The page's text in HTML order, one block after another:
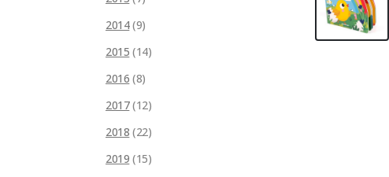
2014(9)
2015 (14)
2016 (8)
2017(12)
2018 (22)
2019 (15)